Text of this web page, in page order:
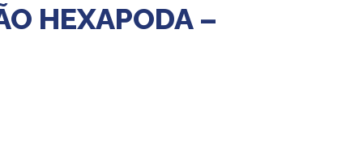
HEXAPODA –